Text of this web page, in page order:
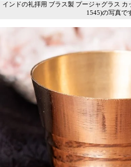
インドの礼拝用 ブラス製 プージャグラス カ
1545)の写真で